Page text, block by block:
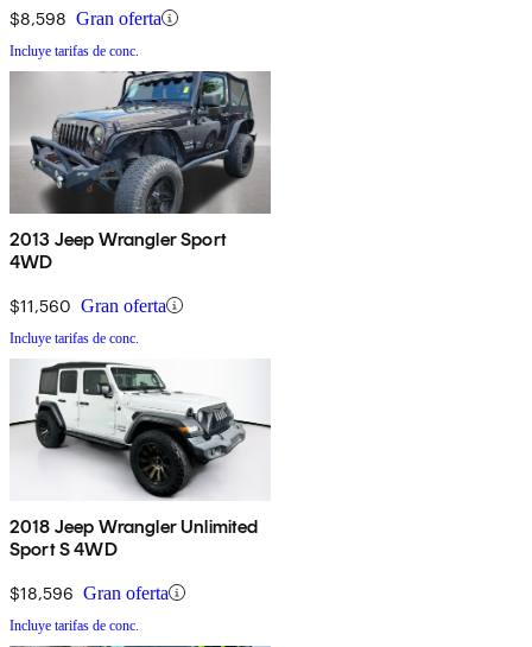
$8,598 Gran oferta
Incluye tarifas de conc.
2013 Jeep Wrangler Sport
4WD
$11,560 Gran oferta
Incluye tarifas de conc.
2018 Jeep Wrangler Unlimited
Sport S 4WD
$18,596 Gran oferta
Incluye tarifas de conc.